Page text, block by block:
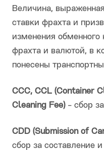
Величина,
ставки фрахта и
изменения
фрахта и валютой, в
понесены
CCC, CCL (Container
Cleaning Fee)- сбор за
CDD (Submission of
сбор за составление